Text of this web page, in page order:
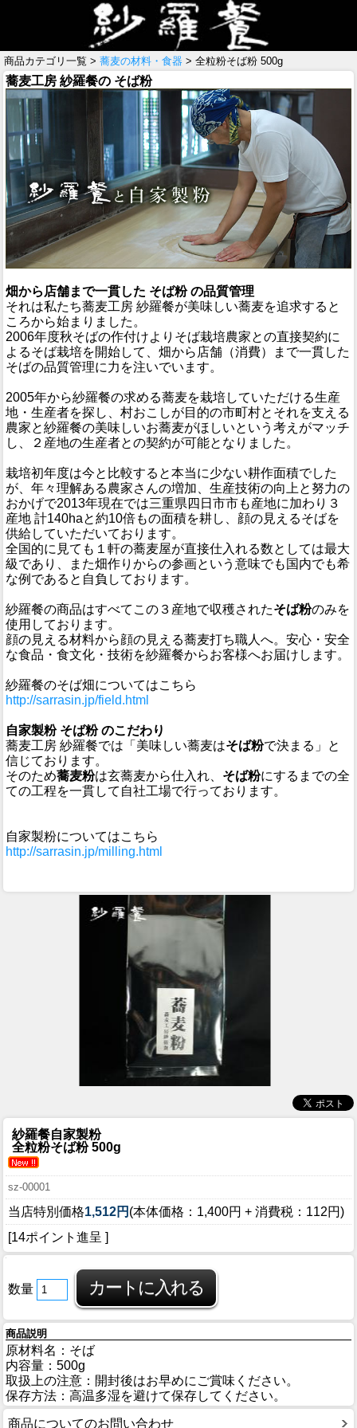
商品カテゴリ一覧 > 蕎麦の材料・食器 > 全粒粉そば粉 500g
蕎麦工房 紗羅餐の そば粉
畑から店舗まで一貫した そば粉 の品質管理
それは私たち蕎麦工房 紗羅餐が美味しい蕎麦を追求すると
ころから始まりました。
2006年度秋そばの作付けよりそば栽培農家との直接契約に
よるそば栽培を開始して、畑から店舗（消費）まで一貫した
そばの品質管理に力を注いでいます。
2005年から紗羅餐の求める蕎麦を栽培していただける生産
地・生産者を探し、村おこしが目的の市町村とそれを支える
農家と紗羅餐の美味しいお蕎麦がほしいという考えがマッチ
し、２産地の生産者との契約が可能となりました。
栽培初年度は今と比較すると本当に少ない耕作面積でした
が、年々理解ある農家さんの増加、生産技術の向上と努力の
おかげで2013年現在では三重県四日市市も産地に加わり３
産地 計140haと約10倍もの面積を耕し、顔の見えるそばを
供給していただいております。
全国的に見ても１軒の蕎麦屋が直接仕入れる数としては最大
級であり、また畑作りからの参画という意味でも国内でも希
な例であると自負しております。
紗羅餐の商品はすべてこの３産地で収穫されたそば粉のみを
使用しております。
顔の見える材料から顔の見える蕎麦打ち職人へ。安心・安全
な食品・食文化・技術を紗羅餐からお客様へお届けします。
紗羅餐のそば畑についてはこちら
http://sarrasin.jp/field.html
自家製粉 そば粉 のこだわり
蕎麦工房 紗羅餐では「美味しい蕎麦はそば粉で決まる」と
信じております。
そのため蕎麦粉は玄蕎麦から仕入れ、 そば粉にするまでの全
ての工程を一貫して自社工場で行っております。
自家製粉についてはこちら
http://sarrasin.jp/milling.html
紗羅餐自家製粉
全粒粉そば粉 500g
sz-00001
当店特別価格1,512円 (本体価格：1,400円 + 消費税：112円)
[14ポイント進呈 ]
数量
商品説明
原材料名：そば
内容量：500g
取扱上の注意：開封後はお早めにご賞味ください。
保存方法：高温多湿を避けて保存してください。
商品についてのお問い合わせ